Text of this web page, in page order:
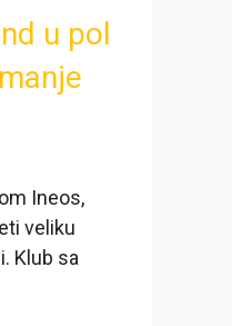
u pol
Ineos,
veliku
Klub sa